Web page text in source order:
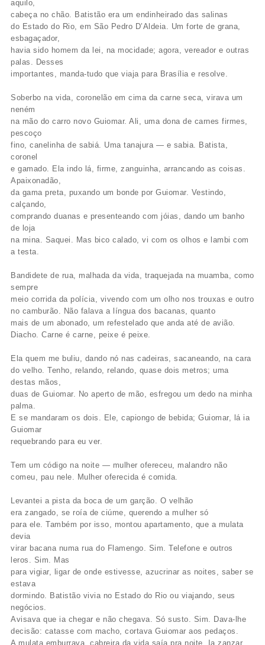
aquilo,
cabeça no chão. Batistão era um endinheirado das salinas
do Estado do Rio, em São Pedro D’Aldeia. Um forte de grana,
esbagaçador,
havia sido homem da lei, na mocidade; agora, vereador e outras
palas. Desses
importantes, manda-tudo que viaja para Brasília e resolve.
Soberbo na vida, coronelão em cima da carne seca, virava um
neném
na mão do carro novo Guiomar. Ali, uma dona de carnes firmes,
pescoço
fino, canelinha de sabiá. Uma tanajura — e sabia. Batista,
coronel
e gamado. Ela indo lá, firme, zanguinha, arrancando as coisas.
Apaixonadão,
da gama preta, puxando um bonde por Guiomar. Vestindo,
calçando,
comprando duanas e presenteando com jóias, dando um banho
de loja
na mina. Saquei. Mas bico calado, vi com os olhos e lambi com
a testa.
Bandidete de rua, malhada da vida, traquejada na muamba, como
sempre
meio corrida da polícia, vivendo com um olho nos trouxas e outro
no camburão. Não falava a língua dos bacanas, quanto
mais de um abonado, um refestelado que anda até de avião.
Diacho. Carne é carne, peixe é peixe.
Ela quem me buliu, dando nó nas cadeiras, sacaneando, na cara
do velho. Tenho, relando, relando, quase dois metros; uma
destas mãos,
duas de Guiomar. No aperto de mão, esfregou um dedo na minha
palma.
E se mandaram os dois. Ele, capiongo de bebida; Guiomar, lá ia
Guiomar
requebrando para eu ver.
Tem um código na noite — mulher ofereceu, malandro não
comeu, pau nele. Mulher oferecida é comida.
Levantei a pista da boca de um garção. O velhão
era zangado, se roía de ciúme, querendo a mulher só
para ele. Também por isso, montou apartamento, que a mulata
devia
virar bacana numa rua do Flamengo. Sim. Telefone e outros
leros. Sim. Mas
para vigiar, ligar de onde estivesse, azucrinar as noites, saber se
estava
dormindo. Batistão vivia no Estado do Rio ou viajando, seus
negócios.
Avisava que ia chegar e não chegava. Só susto. Sim. Dava-lhe
decisão: catasse com macho, cortava Guiomar aos pedaços.
A mulata emburrava, cabreira da vida saía pra noite. Ia zanzar